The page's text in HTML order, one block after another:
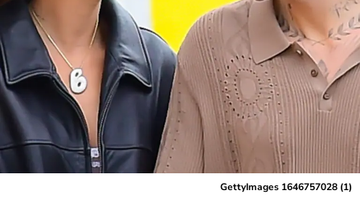
GettyImages 1646757028 (1)